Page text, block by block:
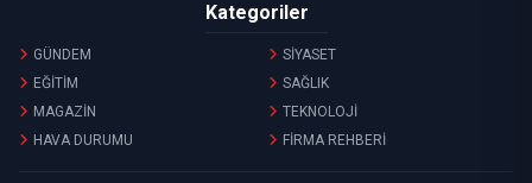
Kategoriler
GÜNDEM
SİYASET
EĞİTİM
SAĞLIK
MAGAZİN
TEKNOLOJİ
HAVA DURUMU
FİRMA REHBERİ